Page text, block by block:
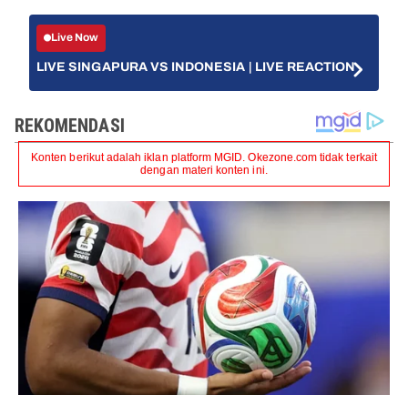
Live Now
LIVE SINGAPURA VS INDONESIA | LIVE REACTION